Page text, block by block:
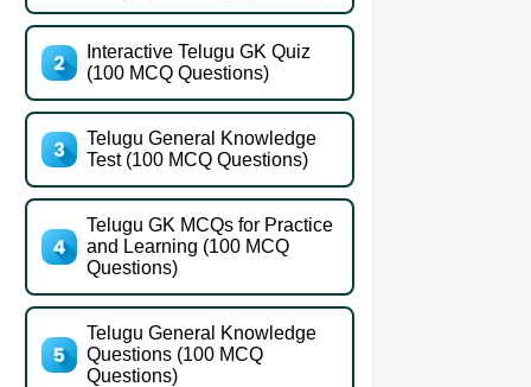
Interactive Telugu GK Quiz
(100 MCQ Questions)
Telugu General Knowledge
Test (100 MCQ Questions)
Telugu GK MCQs for Practice
and Learning (100 MCQ
Questions)
Telugu General Knowledge
Questions (100 MCQ
Questions)